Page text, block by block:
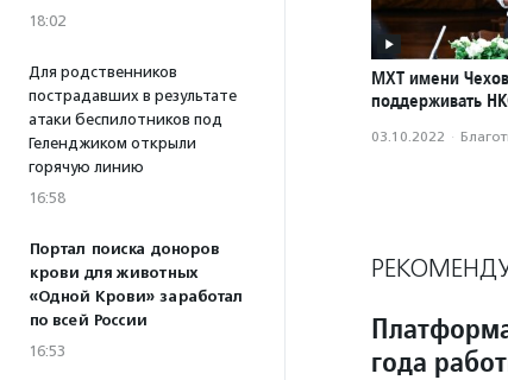
18:02
Для родственников
пострадавших в результате
атаки беспилотников под
Геленджиком открыли
горячую линию
16:58
Портал поиска доноров
крови для животных
«Одной Крови» заработал
по всей России
16:53
МХТ имени
поддерживать
03.10.2022 ·
года